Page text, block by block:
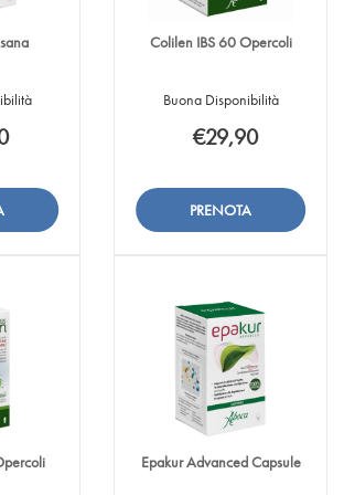
Coligas
Coligas
alla
Colilen IBS 60 Opercoli
Buona Disponibilità
€29,90
Aggiungi Colilen
Opercoli al
carrello
Aggiungi Colilen
IBS
60
Informazioni
su Colilen
IBS
Epakur Advanced Capsule